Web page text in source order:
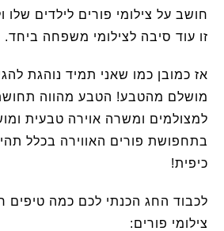
חושב על צילומי פורים לילדים שלו
זו עוד סיבה לצילומי משפחה ביחד.
אז כמובן כמו שאני תמיד נוהגת
מושלם מהטבע! הטבע מהווה
למצולמים ומשרה אוירה טבעית
בתחפושת פורים האווירה בכלל
כיפית!
לכבוד החג הכנתי לכם כמה טיפים
צילומי פורים: